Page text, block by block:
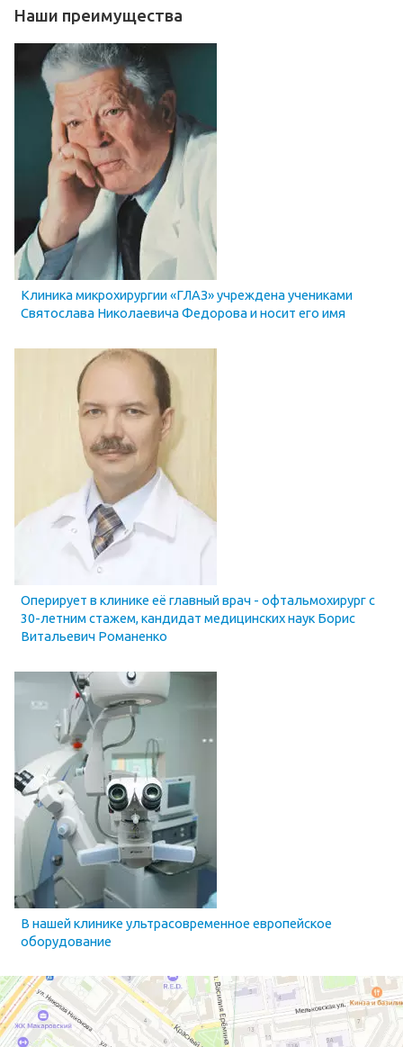
Наши преимущества
Клиника микрохирургии «ГЛАЗ» учреждена учениками
Святослава Николаевича Федорова и носит его имя
Оперирует в клинике её главный врач - офтальмохирург с
30-летним стажем, кандидат медицинских наук Борис
Витальевич Романенко
В нашей клинике ультрасовременное европейское
оборудование